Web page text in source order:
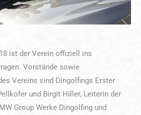
ist der Verein offiziell ins
Vorstände sowie
Vereins sind Dingolfings Erster
und Birgit Hiller, Leiterin der
Group Werke Dingolfing und